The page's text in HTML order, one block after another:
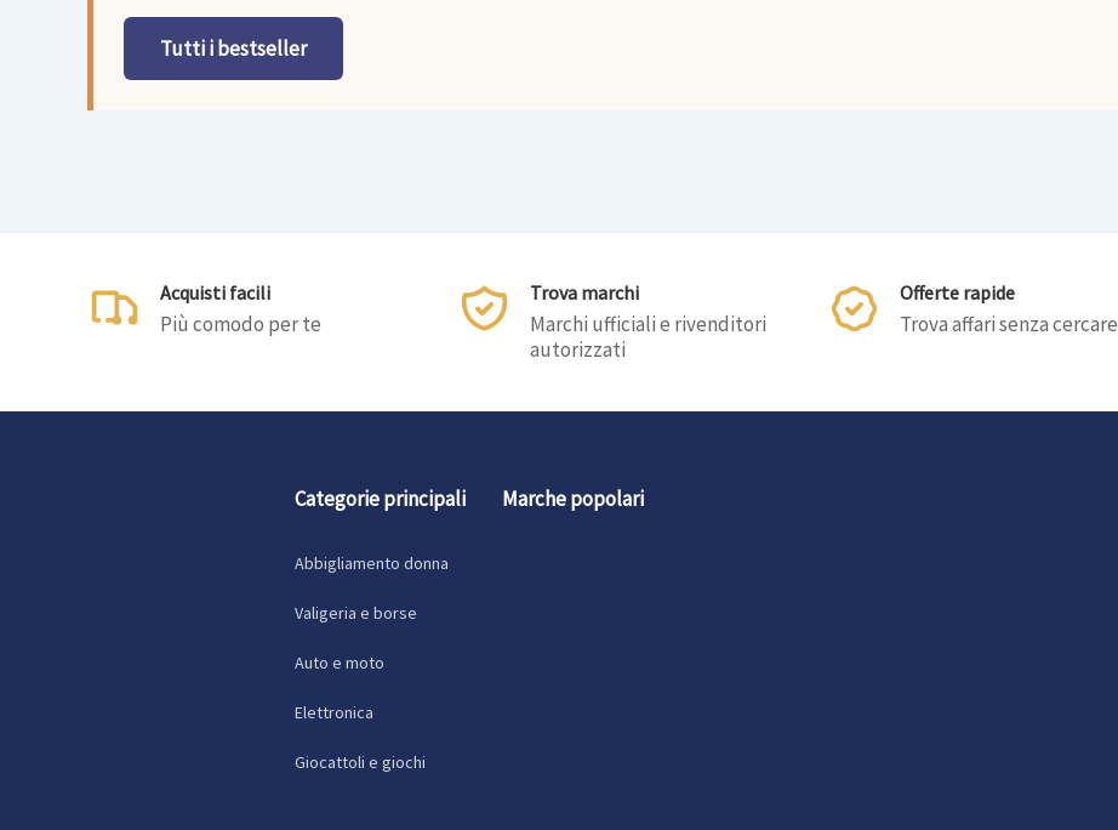
Tutti i bestseller
Acquisti facili
Più comodo per te
Trova marchi
Marchi ufficiali e rivenditori
autorizzati
Offerte rapide
Trova affari senza cercare
Categorie principali
Abbigliamento donna
Valigeria e borse
Auto e moto
Elettronica
Giocattoli e giochi
Marche popolari